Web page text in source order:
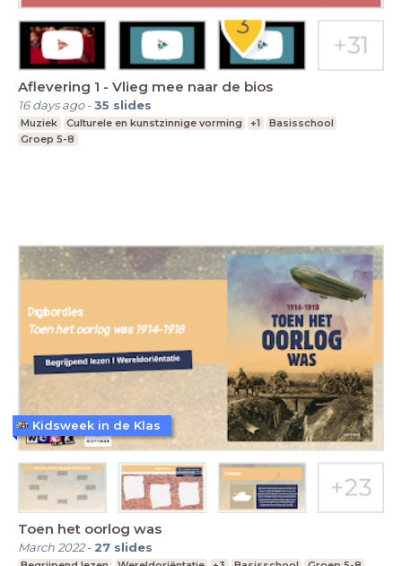
Aflevering 1 - Vlieg mee naar de bios
16 days ago-35 slides
Muziek Culturele en kunstzinnige vorming +1
Basisschool
Groep 5-8
Toen het oorlog was
March 2022- 27 slides
Kidsweek in de Klas